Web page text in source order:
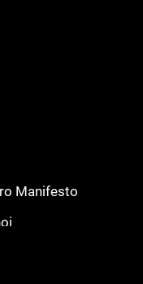
Manifesto